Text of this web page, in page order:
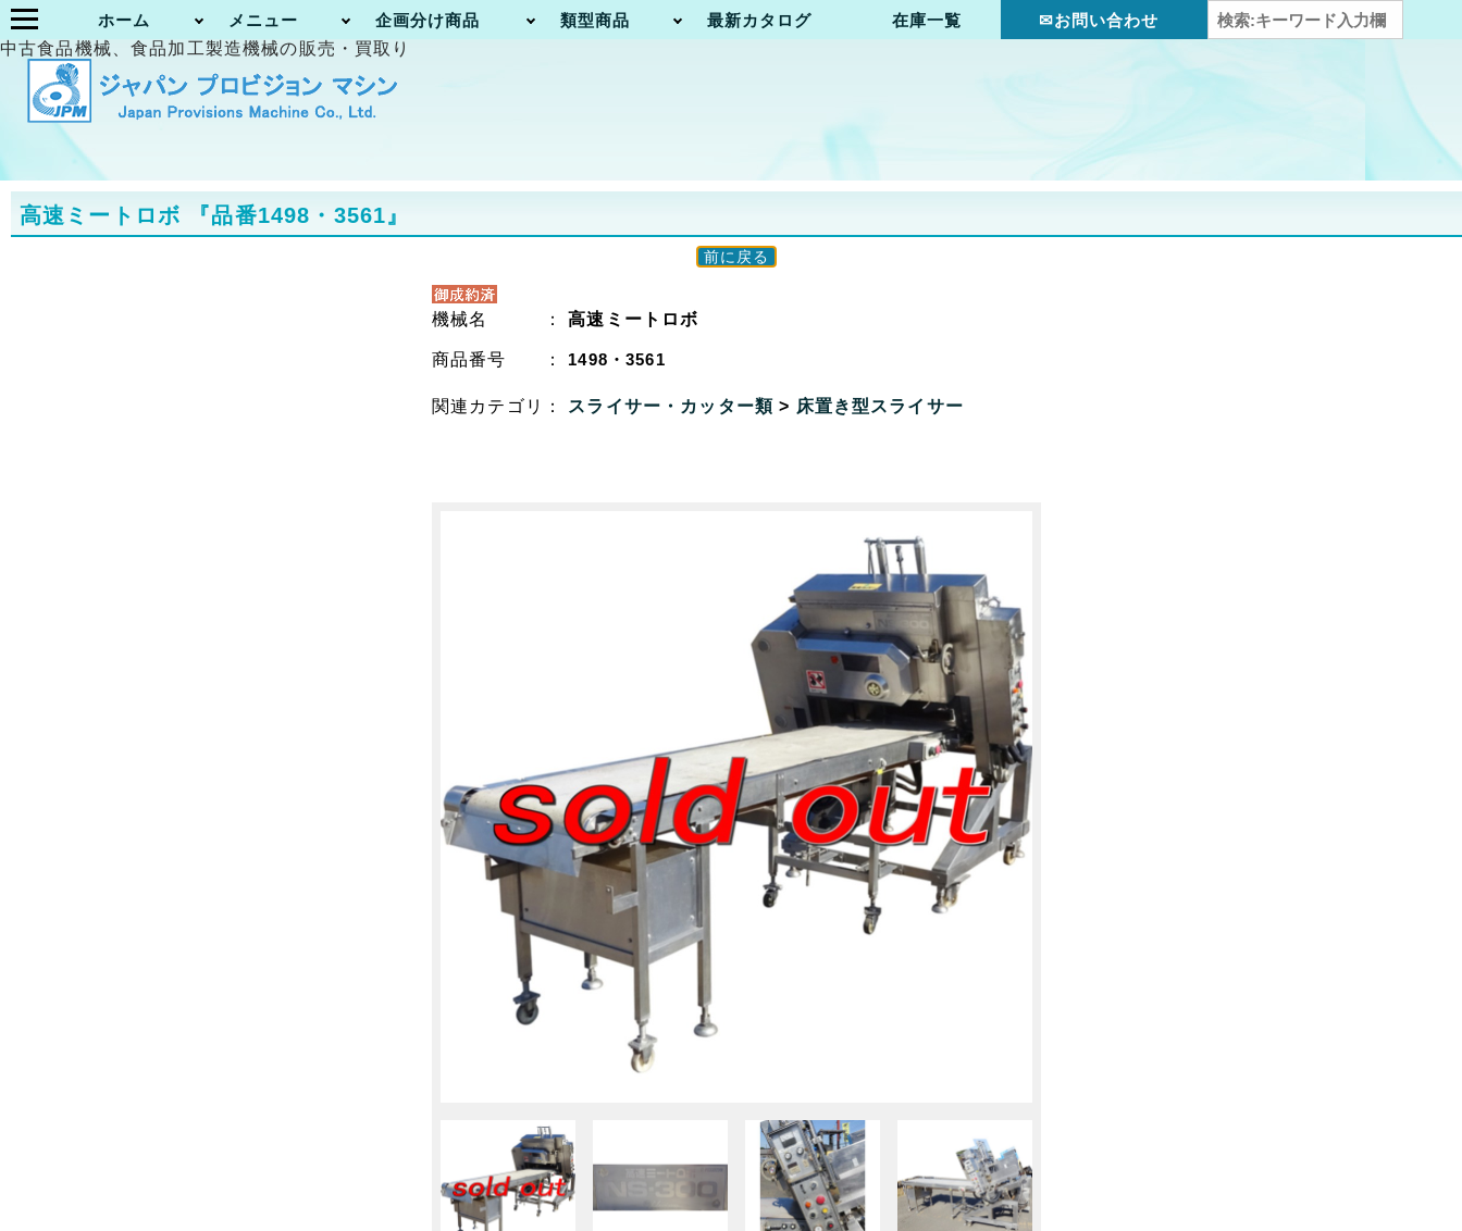
ホーム メニュー 企画分け商品 類型商品 最新カタログ 在庫一覧
✉お問い合わせ
中古食品機械、食品加工製造機械の販売・買取り
高速ミートロボ 『品番1498・3561』
前に戻る
機械名 ：高速ミートロボ
商品番号 ： 1498・3561
関連カテゴリ： スライサー・カッター類> 床置き型スライサー